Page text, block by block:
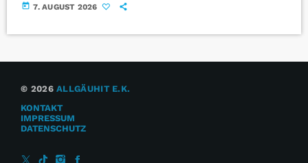
today 7. AUGUST 2026
© 2026ALLGÄUHIT E.K.
KONTAKT
IMPRESSUM
DATENSCHUTZ